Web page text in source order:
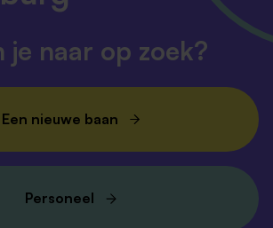
je naar op zoek?
Een nieuwe baan
Personeel